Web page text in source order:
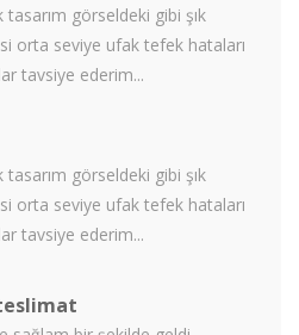
tasarım görseldeki gibi şık
orta seviye ufak tefek hataları
tavsiye ederim...
tasarım görseldeki gibi şık
orta seviye ufak tefek hataları
tavsiye ederim...